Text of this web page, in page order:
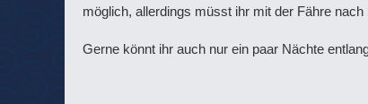
möglich, allerdings müsst ihr mit der Fähre
Gerne könnt ihr auch nur ein paar Nächte